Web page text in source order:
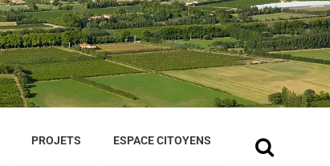
PROJETS ESPACE CITOYENS